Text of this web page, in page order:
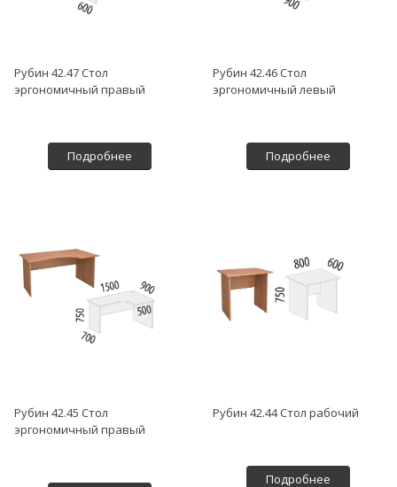
Рубин 42.47 Стол
эргономичный правый
Подробнее
Рубин 42.46 Стол
эргономичный левый
Подробнее
Рубин 42.45 Стол
эргономичный правый
Рубин 42.44 Стол рабочий
Подробнее